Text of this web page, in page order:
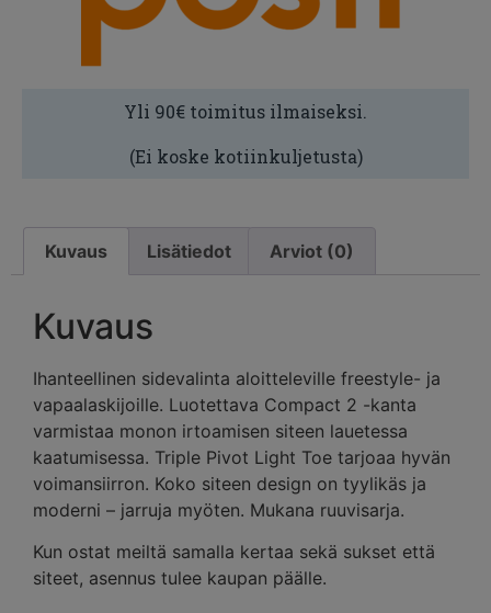
Yli 90€ toimitus ilmaiseksi.
(Ei koske kotiinkuljetusta)
Kuvaus Lisätiedot Arviot (0)
Kuvaus
Ihanteellinen sidevalinta aloitteleville freestyle- ja
vapaalaskijoille. Luotettava Compact 2 -kanta
varmistaa monon irtoamisen siteen lauetessa
kaatumisessa. Triple Pivot Light Toe tarjoaa hyvän
voimansiirron. Koko siteen design on tyylikäs ja
moderni – jarruja myöten. Mukana ruuvisarja.
Kun ostat meiltä samalla kertaa sekä sukset että
siteet, asennus tulee kaupan päälle.